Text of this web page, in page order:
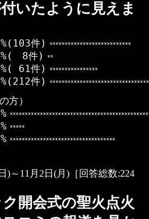
いたように見えま
件) ***************************
8件) **
61件) ****************
件)
方）
*****
***********************************
)～11月2日(月)［回答総数:224
開会式の聖火点火